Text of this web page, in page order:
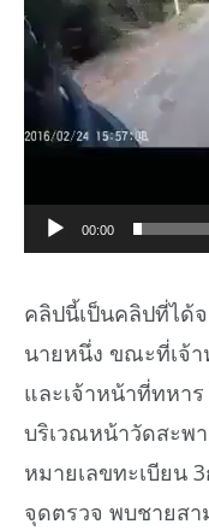
00:00
คลิปนี้เป็นคลิปที่ได้
นายหนึ่ง ขณะที่เจ้
และเจ้าหน้าที่ทหา
บริเวณหน้าวัดสะพ
หมายเลขทะเบียน
จุดตรวจ พบชายสา